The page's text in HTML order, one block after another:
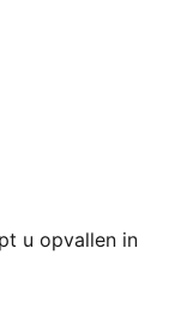
u opvallen in